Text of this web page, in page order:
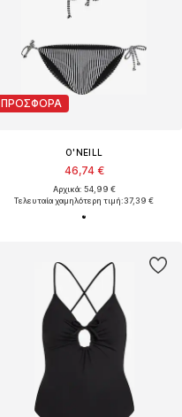
ΠΡΟΣΦΟΡΑ
O'NEILL
46,74 €
Αρχικά: 54,99 €
Τελευταία χαμηλότερη τιμή:37,39 €